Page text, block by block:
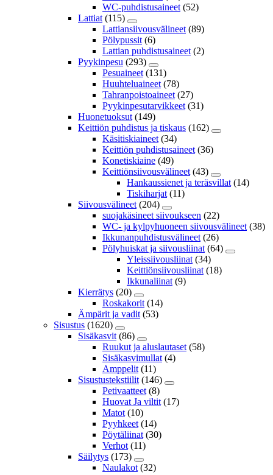
WC-puhdistusaineet (52)
Lattiat (115)
Lattiansiivousvälineet (89)
Pölypussit (6)
Lattian puhdistusaineet (2)
Pyykinpesu (293)
Pesuaineet (131)
Huuhteluaineet (78)
Tahranpoistoaineet (27)
Pyykinpesutarvikkeet (31)
Huonetuoksut (149)
Keittiön puhdistus ja tiskaus (162)
Käsitiskiaineet (34)
Keittiön puhdistusaineet (36)
Konetiskiaine (49)
Keittiönsiivousvälineet (43)
Hankaussienet ja teräsvillat (14)
Tiskiharjat (11)
Siivousvälineet (204)
suojakäsineet siivoukseen (22)
WC- ja kylpyhuoneen siivousvälineet (38)
Ikkunanpuhdistusvälineet (26)
Pölyhuiskat ja siivousliinat (64)
Yleissiivousliinat (34)
Keittiönsiivousliinat (18)
Ikkunaliinat (9)
Kierrätys (20)
Roskakorit (14)
Ämpärit ja vadit (53)
Sisustus (1620)
Sisäkasvit (86)
Ruukut ja aluslautaset (58)
Sisäkasvimullat (4)
Amppelit (11)
Sisustustekstiilit (146)
Petivaatteet (8)
Huovat Ja viltit (17)
Matot (10)
Pyyhkeet (14)
Pöytäliinat (30)
Verhot (11)
Säilytys (173)
Naulakot (32)